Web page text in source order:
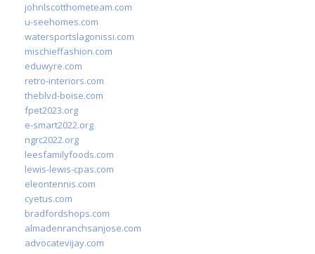
johnlscotthometeam.com
u-seehomes.com
watersportslagonissi.com
mischieffashion.com
eduwyre.com
retro-interiors.com
theblvd-boise.com
fpet2023.org
e-smart2022.org
ngrc2022.org
leesfamilyfoods.com
lewis-lewis-cpas.com
eleontennis.com
cyetus.com
bradfordshops.com
almadenranchsanjose.com
advocatevijay.com